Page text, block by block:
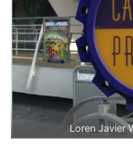
Loren Javier